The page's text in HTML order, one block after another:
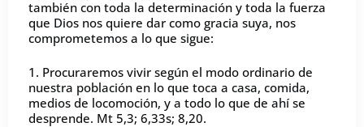
también con toda la determinación y toda la fuerza
que Dios nos quiere dar como gracia suya, nos
comprometemos a lo que sigue:
1. Procuraremos vivir según el modo ordinario de
nuestra población en lo que toca a casa, comida,
medios de locomoción, y a todo lo que de ahí se
desprende. Mt 5,3; 6,33s; 8,20.